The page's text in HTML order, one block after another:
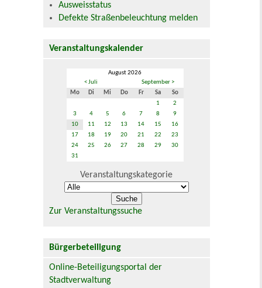
Ausweisstatus
Defekte Straßenbeleuchtung melden
Veranstaltungskalender
August 2026
< Juli
September >
Mo
Di Mi Do Fr Sa
So
1
2
3
4 5 6 7 8
9
10
11 12 13 14 15
16
17
18 19 20 21 22
23
24
25 26 27 28 29
30
31
Veranstaltungskategorie
Zur Veranstaltungssuche
Bürgerbeteiligung
Online-Beteiligungsportal der
Stadtverwaltung